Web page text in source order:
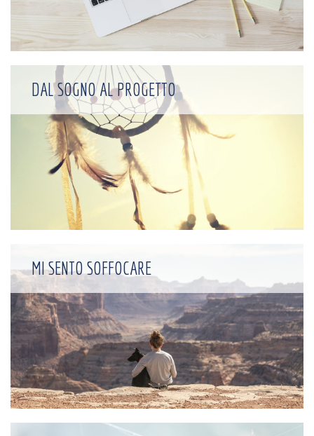
DAL SOGNO AL PROGETTO
MI SENTO SOFFOCARE